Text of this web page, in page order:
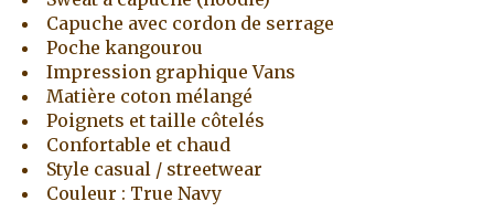
Capuche avec cordon de serrage
Poche kangourou
Impression graphique Vans
Matière coton mélangé
Poignets et taille côtelés
Confortable et chaud
Style casual / streetwear
Couleur : True Navy